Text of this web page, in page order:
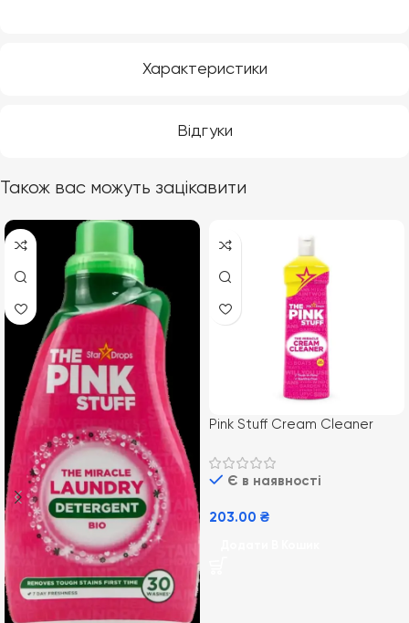
Характеристики
Відгуки
Також вас можуть зацікавити
Pink Stuff Cream Cleaner
очищувач
Є в наявності
203.00 ₴